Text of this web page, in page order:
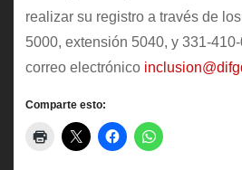
realizar su registro a través de
5000, extensión 5040, y 331-
correo electrónico
Comparte esto: